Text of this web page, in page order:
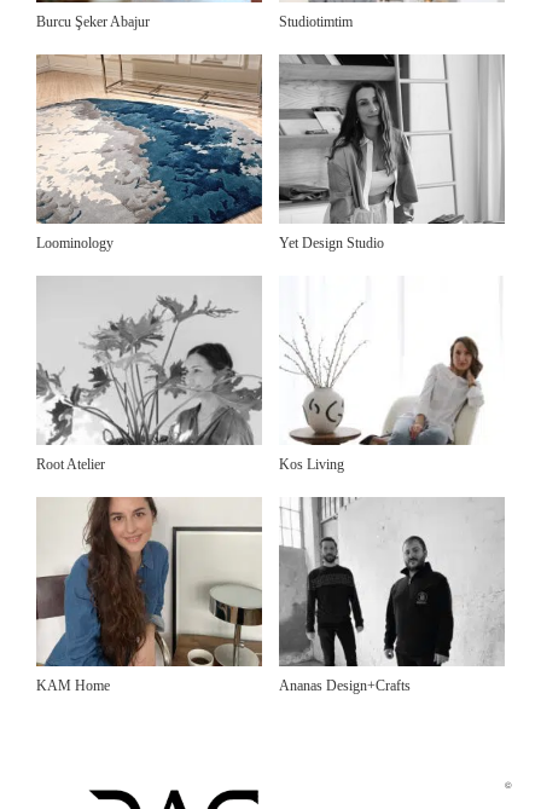
Burcu Şeker Abajur Studiotimtim
Loominology Yet Design Studio
Root Atelier Kos Living
KAM Home Ananas Design+Crafts
©